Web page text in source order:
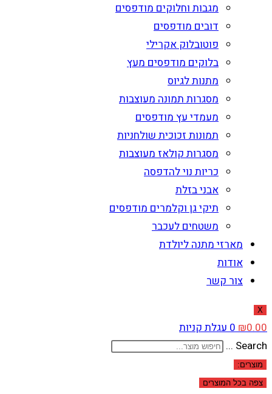
מגבות וחלוקים מודפסים
דובים מודפסים
פוטובלוק אקרילי
בלוקים מודפסים מעץ
מתנות לגיוס
מסגרות תמונה מעוצבות
מעמדי עץ מודפסים
תמונות זכוכית שולחניות
מסגרות קולאז מעוצבות
כריות נוי להדפסה
אבני בזלת
תיקי גן וקלמרים מודפסים
משטחים לעכבר
מארזי מתנה ליולדת
אודות
צור קשר
X
₪0.00
0עגלת קניות
Search ...
מוצרים:
צפה בכל המוצרים